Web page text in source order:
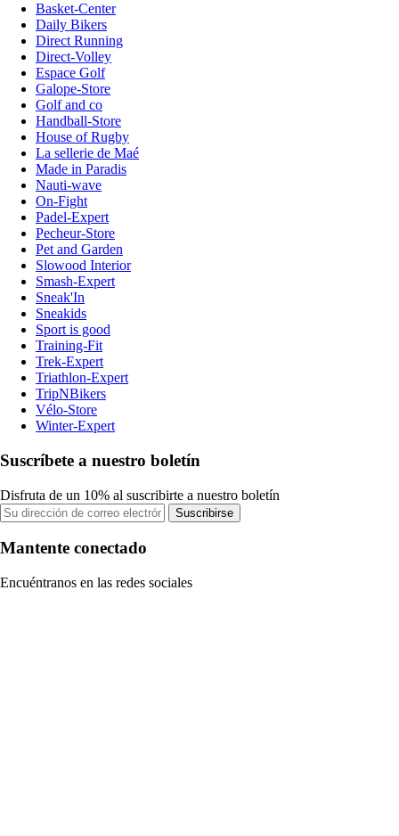
Basket-Center
Daily Bikers
Direct Running
Direct-Volley
Espace Golf
Galope-Store
Golf and co
Handball-Store
House of Rugby
La sellerie de Maé
Made in Paradis
Nauti-wave
On-Fight
Padel-Expert
Pecheur-Store
Pet and Garden
Slowood Interior
Smash-Expert
Sneak'In
Sneakids
Sport is good
Training-Fit
Trek-Expert
Triathlon-Expert
TripNBikers
Vélo-Store
Winter-Expert
Suscríbete a nuestro boletín
Disfruta de un 10% al suscribirte a nuestro boletín
Suscribirse
Mantente conectado
Encuéntranos en las redes sociales